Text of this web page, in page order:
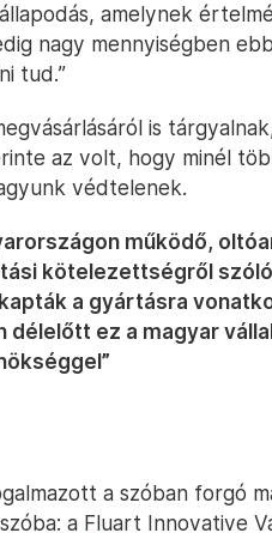
amelynek
nagy mennyiségben
tud.”
is
az volt, hogy minél
védtelenek.
működő,
kötelezettségről
a gyártásra
ez a magyar
a szóban forgó
a Fluart Innovative